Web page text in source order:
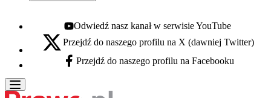
Youtube - otwiera się w nowej karcie
Odwiedź nasz kanał w serwisie YouTube
X - otwiera się w nowej karcie
Przejdź do naszego profilu na X (dawniej Twitter)
Facebook - otwiera się w nowej karcie
Przejdź do naszego profilu na Facebooku